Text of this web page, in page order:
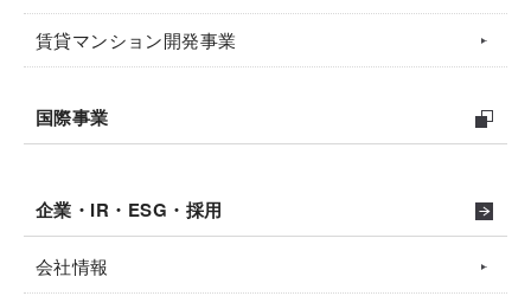
賃貸マンション開発事業
国際事業
企業・IR・ESG・採用
会社情報